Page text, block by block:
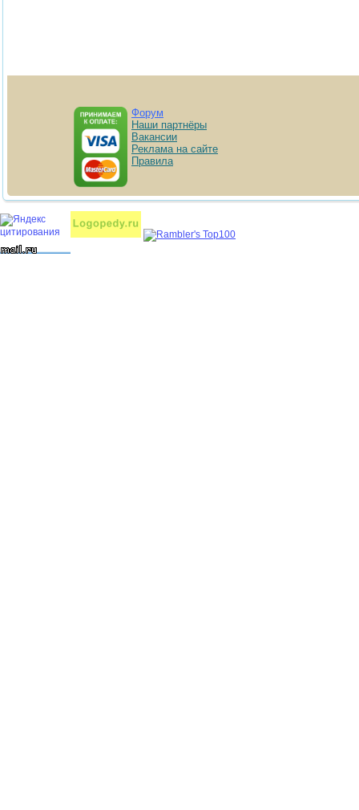
Форум
Наши партнёры
Вакансии
Реклама на сайте
Правила